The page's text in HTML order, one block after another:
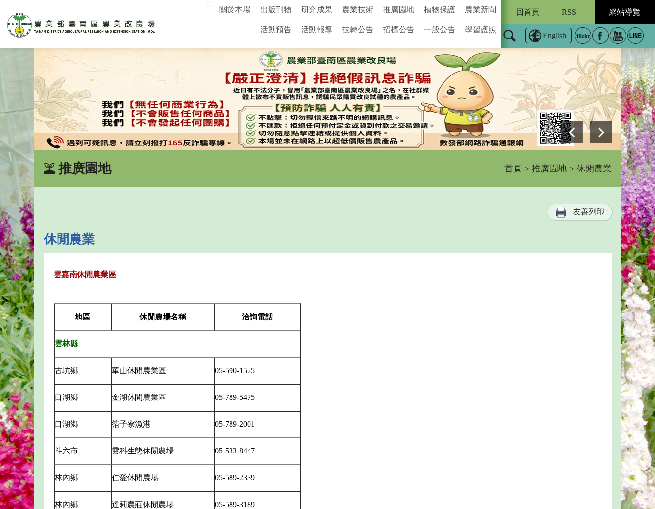
區
關於本場 出版刊物 研究成果 農業技術 推廣園地 植物保護 農業新聞
活動預告 活動報導 技轉公告 招標公告 一般公告 學習護照
回首頁 RSS 網站導覽
English
::: 推廣園地 首頁 > 推廣園地> 休閒農業
友善列印
休閒農業
雲嘉南休閒農業區
地區 休閒農場名稱 洽詢電話
雲林縣
古坑鄉 華山休閒農業區 05-590-1525
口湖鄉 金湖休閒農業區 05-789-5475
口湖鄉 箔子寮漁港 05-789-2001
斗六市 雲科生態休閒農場 05-533-8447
林內鄉 仁愛休閒農場 05-589-2339
林內鄉 達莉農莊休閒農場 05-589-3189